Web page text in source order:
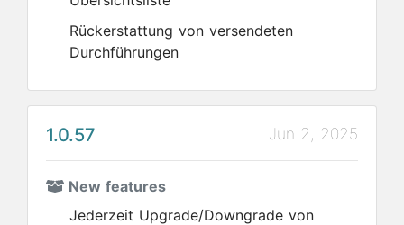
Rückerstattung von versendeten
Durchführungen
1.0.57 Jun 2, 2025
New features
Jederzeit Upgrade/Downgrade von